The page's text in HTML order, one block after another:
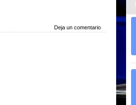
Deja un comentario